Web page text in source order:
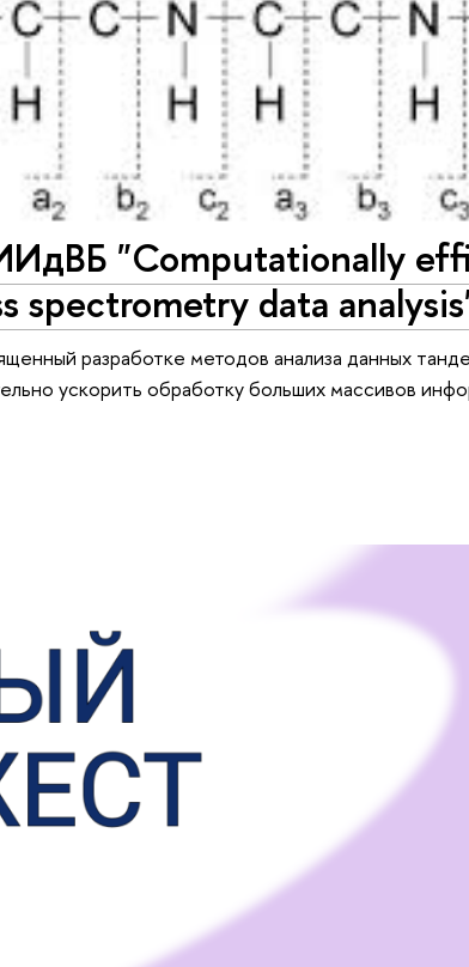
"Computationally
spectrometry data
разработке методов анализа данных
ускорить обработку больших массивов